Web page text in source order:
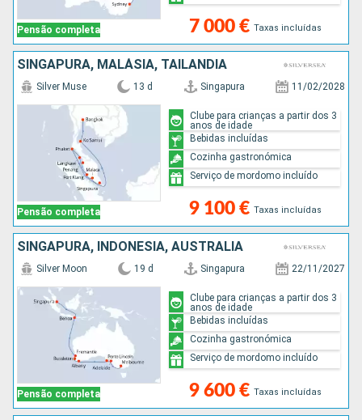
Pensão completa 7 000 € Taxas incluídas
SINGAPURA, MALÁSIA, TAILÂNDIA
Pensão completa
Silver Muse 13 d Singapura 11/02/2028
9 100 € Taxas incluídas
Clube para crianças a partir dos 3
anos de idade
Bebidas incluídas
Cozinha gastronómica
Serviço de mordomo incluído
SINGAPURA, INDONÉSIA, AUSTRALIA
Pensão completa
Silver Moon 19 d Singapura 22/11/2027
9 600 € Taxas incluídas
Clube para crianças a partir dos 3
anos de idade
Bebidas incluídas
Cozinha gastronómica
Serviço de mordomo incluído